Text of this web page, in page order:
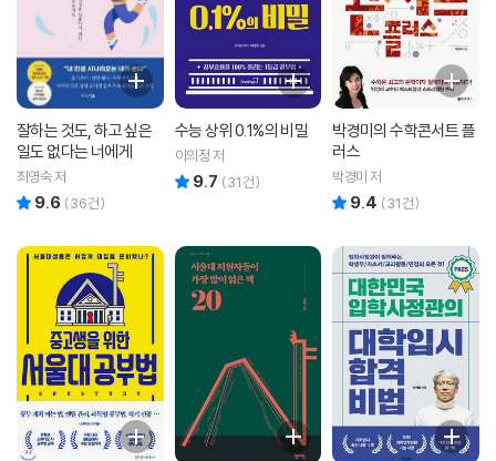
잘하는 것도, 하고 싶은
일도 없다는 너에게
최영숙 저
9.6 (36건)
수능 상위 0.1%의 비밀
이의정 저
9.7 (31건)
박경미의 수학콘서트 플
러스
박경미 저
9.4 (31건)